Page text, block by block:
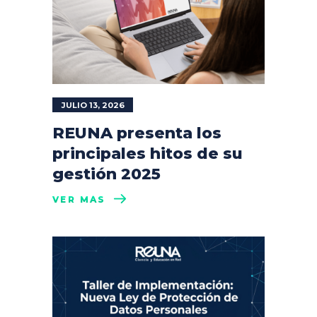
JULIO 13, 2026
REUNA presenta los
principales hitos de su
gestión 2025
VER MÁS